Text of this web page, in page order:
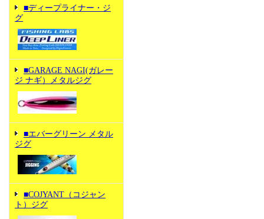
■ディープライナー・ジ
グ
■GARAGE NAGI(ガレー
ジ ナギ）メタルジグ
■エバーグリーン メタル
ジグ
■COJYANT（コジャン
ト）ジグ